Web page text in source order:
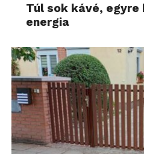
Túl sok kávé, egyre
energia